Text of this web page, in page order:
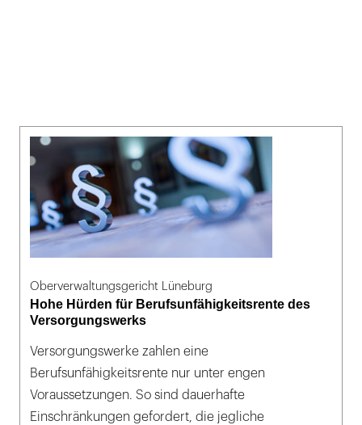
Oberverwaltungsgericht Lüneburg
Hohe Hürden für Berufsunfähigkeitsrente des
Versorgungswerks
Versorgungswerke zahlen eine
Berufsunfähigkeitsrente nur unter engen
Voraussetzungen. So sind dauerhafte
Einschränkungen gefordert, die jegliche